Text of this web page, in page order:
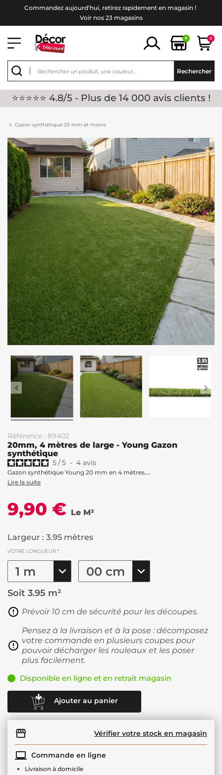
Commandez aujourd'hui, retirez rapidement en magasin !
Voir nos 23 magasins
+ 0
Rechercher
⭐⭐⭐⭐⭐ 4.8/5 - Plus de 14 000 avis clients !
Gazon synthétique 25 mm et moins
Référence : 89402
20mm, 4 mètres de large - Young Gazon
synthétique
5/5 - 4 avis
Gazon synthétique Young 20 mm en 4 mètres....
Lire la suite
9,90 € Le M²
Largeur : 3.95 mètres
VOTRE LONGUEUR * :
Soit 3.95 m²
Prévoir 10 cm de sécurité pour les découpes.
Pensez à la livraison et à la pose : décomposez
votre commande en plusieurs coupes pour
pouvoir décharger les rouleaux et les poser
plus facilement.
Disponible en ligne et en retrait magasin
Ajouter au panier
Vérifier votre stock en magasin
Commande en ligne
Livraison à domicile